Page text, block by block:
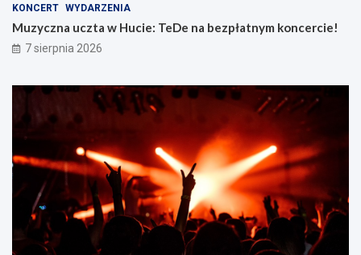
KONCERT WYDARZENIA
Muzyczna uczta w Hucie: TeDe na bezpłatnym koncercie!
7 sierpnia 2026